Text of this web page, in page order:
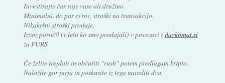
Investirajte čas raje vase ali družino.
Minimalni, do par evrov, stroški na transakcijo.
Nikakršni stroški prodaje.
Izvoz poročil (v letu ko smo prodajali) v povezavi zdavkomat.si
za FURS
Če želite trejdati in občutiti "rush" potem predlagam kripto.
Naložite gor jurja in poskusite iz tega narediti dva.